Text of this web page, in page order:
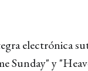
electrónica
Sunday" y